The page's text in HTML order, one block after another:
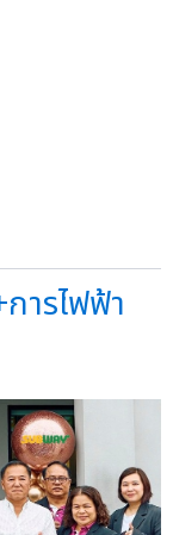
ารไฟฟ้า